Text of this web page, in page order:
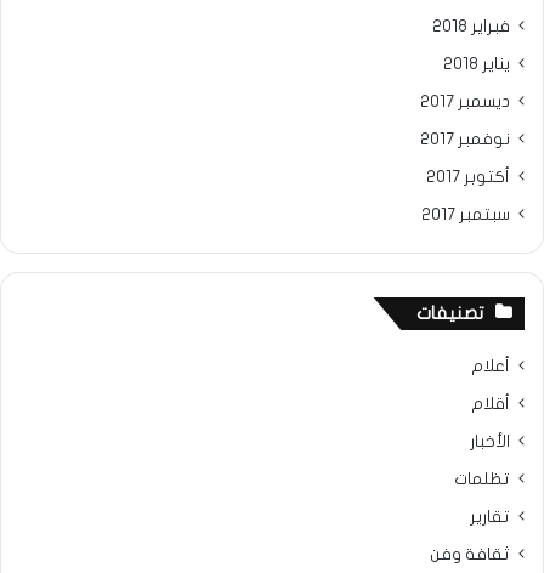
فبراير 2018
يناير 2018
ديسمبر 2017
نوفمبر 2017
أكتوبر 2017
سبتمبر 2017
تصنيفات
أعلام
أقلام
الأخبار
تظلمات
تقارير
ثقافة وفن